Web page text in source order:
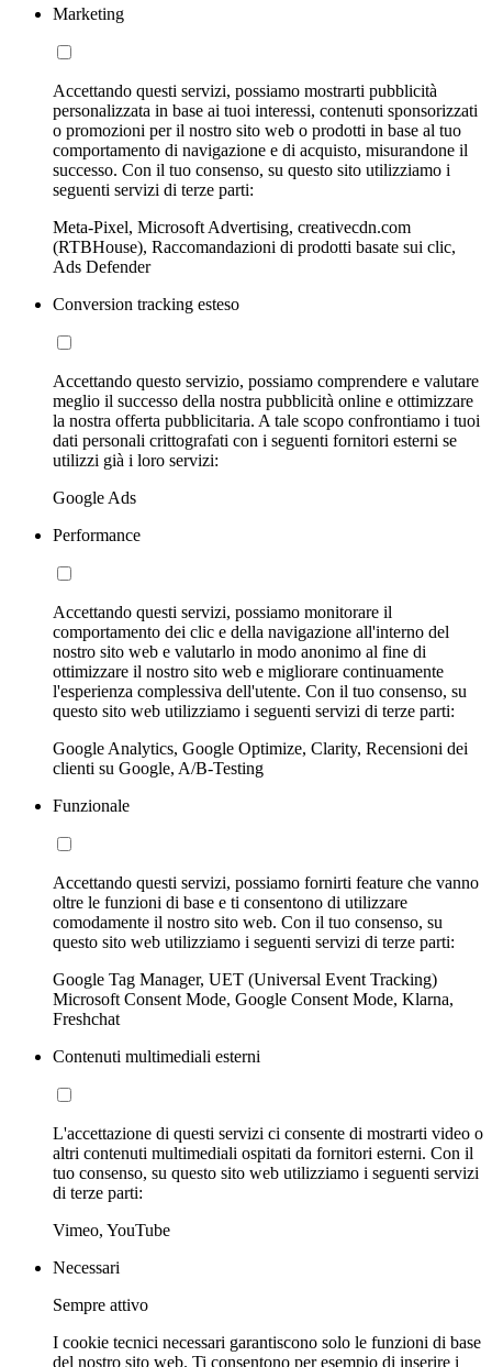
Marketing
Accettando questi servizi, possiamo mostrarti pubblicità
personalizzata in base ai tuoi interessi, contenuti sponsorizzati
o promozioni per il nostro sito web o prodotti in base al tuo
comportamento di navigazione e di acquisto, misurandone il
successo. Con il tuo consenso, su questo sito utilizziamo i
seguenti servizi di terze parti:
Meta-Pixel, Microsoft Advertising, creativecdn.com
(RTBHouse), Raccomandazioni di prodotti basate sui clic,
Ads Defender
Conversion tracking esteso
Accettando questo servizio, possiamo comprendere e valutare
meglio il successo della nostra pubblicità online e ottimizzare
la nostra offerta pubblicitaria. A tale scopo confrontiamo i tuoi
dati personali crittografati con i seguenti fornitori esterni se
utilizzi già i loro servizi:
Google Ads
Performance
Accettando questi servizi, possiamo monitorare il
comportamento dei clic e della navigazione all'interno del
nostro sito web e valutarlo in modo anonimo al fine di
ottimizzare il nostro sito web e migliorare continuamente
l'esperienza complessiva dell'utente. Con il tuo consenso, su
questo sito web utilizziamo i seguenti servizi di terze parti:
Google Analytics, Google Optimize, Clarity, Recensioni dei
clienti su Google, A/B-Testing
Funzionale
Accettando questi servizi, possiamo fornirti feature che vanno
oltre le funzioni di base e ti consentono di utilizzare
comodamente il nostro sito web. Con il tuo consenso, su
questo sito web utilizziamo i seguenti servizi di terze parti:
Google Tag Manager, UET (Universal Event Tracking)
Microsoft Consent Mode, Google Consent Mode, Klarna,
Freshchat
Contenuti multimediali esterni
L'accettazione di questi servizi ci consente di mostrarti video o
altri contenuti multimediali ospitati da fornitori esterni. Con il
tuo consenso, su questo sito web utilizziamo i seguenti servizi
di terze parti:
Vimeo, YouTube
Necessari
Sempre attivo
I cookie tecnici necessari garantiscono solo le funzioni di base
del nostro sito web. Ti consentono per esempio di inserire i